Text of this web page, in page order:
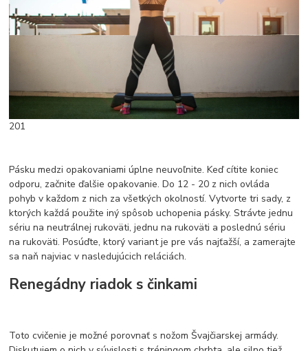
201
Pásku medzi opakovaniami úplne neuvoľnite. Keď cítite koniec
odporu, začnite ďalšie opakovanie. Do 12 - 20 z nich ovláda
pohyb v každom z nich za všetkých okolností. Vytvorte tri sady, z
ktorých každá použite iný spôsob uchopenia pásky. Strávte jednu
sériu na neutrálnej rukoväti, jednu na rukoväti a poslednú sériu
na rukoväti. Posúďte, ktorý variant je pre vás najťažší, a zamerajte
sa naň najviac v nasledujúcich reláciách.
Renegádny riadok s činkami
Toto cvičenie je možné porovnať s nožom Švajčiarskej armády.